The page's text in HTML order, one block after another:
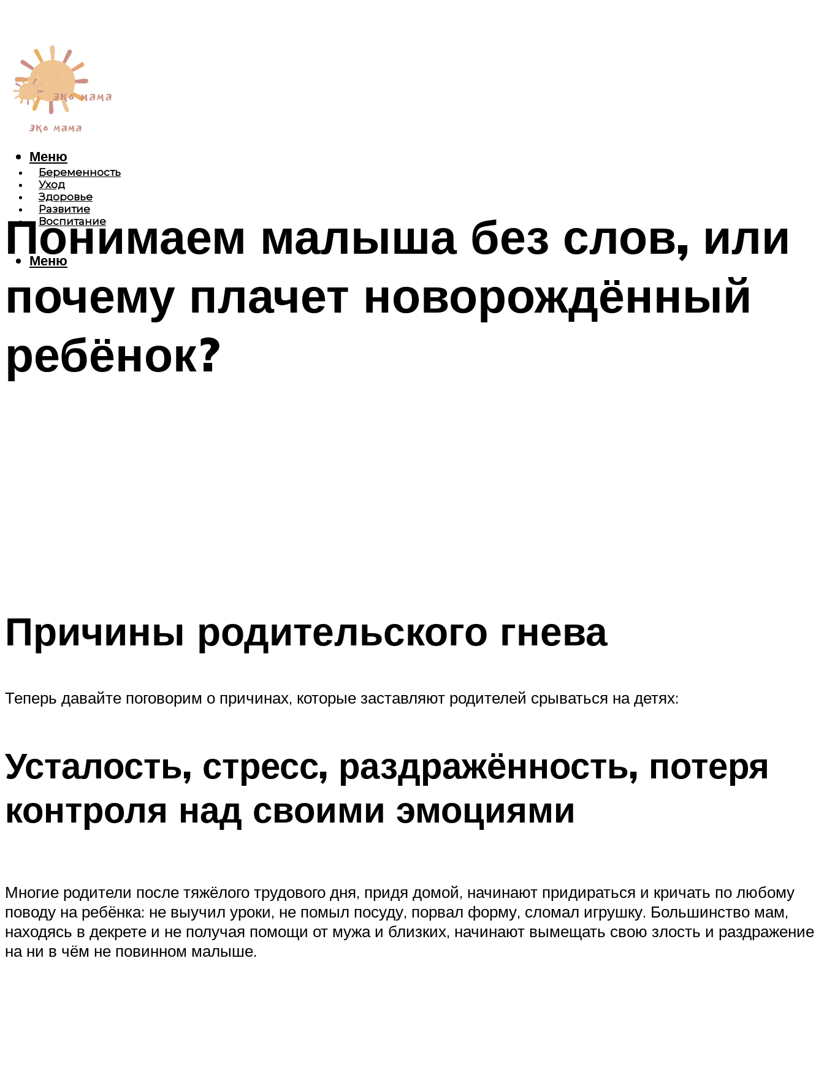
Беременность
Уход
Здоровье
Развитие
Воспитание
Меню
Меню
Понимаем малыша без слов, или
почему плачет новорождённый
ребёнок?
Причины родительского гнева
Теперь давайте поговорим о причинах, которые заставляют родителей срываться на детях:
Усталость, стресс, раздражённость, потеря
контроля над своими эмоциями
Многие родители после тяжёлого трудового дня, придя домой, начинают придираться и кричать по любому
поводу на ребёнка: не выучил уроки, не помыл посуду, порвал форму, сломал игрушку. Большинство мам,
находясь в декрете и не получая помощи от мужа и близких, начинают вымещать свою злость и раздражение
на ни в чём не повинном малыше.